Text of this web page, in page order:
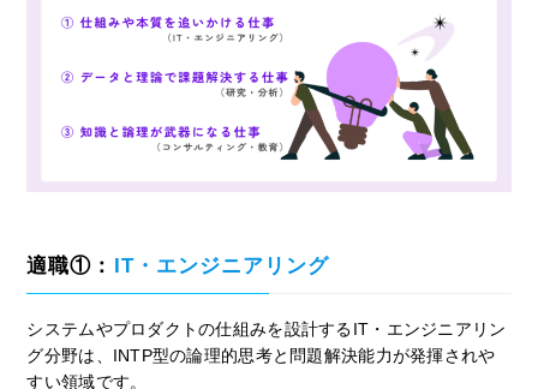
適職①： IT・エンジニアリング
システムやプロダクトの仕組みを設計するIT・エンジニアリン
グ分野は、INTP型の論理的思考と問題解決能力が発揮されや
すい領域です。